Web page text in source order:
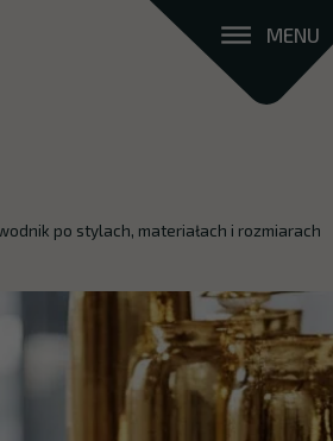
MENU
po stylach, materiałach i rozmiarach